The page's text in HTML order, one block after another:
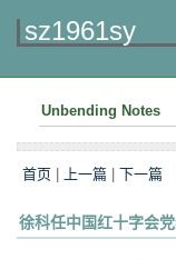
sz1961sy
Unbending Notes
首页 上一篇 下一篇
徐科任中国红十字会